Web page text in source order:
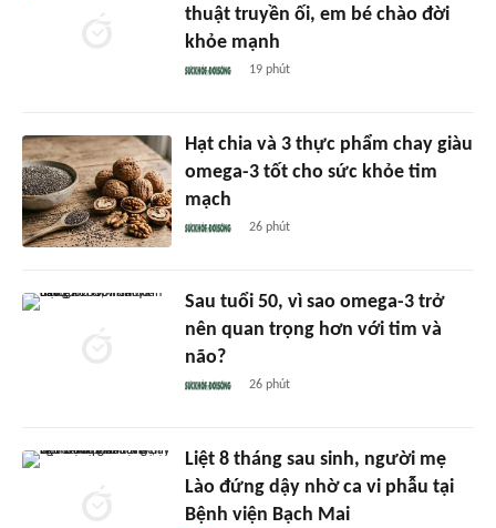
thuật truyền ối, em bé chào đời
khỏe mạnh
19 phút
Hạt chia và 3 thực phẩm chay giàu
omega-3 tốt cho sức khỏe tim
mạch
26 phút
Sau tuổi 50, vì sao omega-3 trở
nên quan trọng hơn với tim và
não?
26 phút
Liệt 8 tháng sau sinh, người mẹ
Lào đứng dậy nhờ ca vi phẫu tại
Bệnh viện Bạch Mai